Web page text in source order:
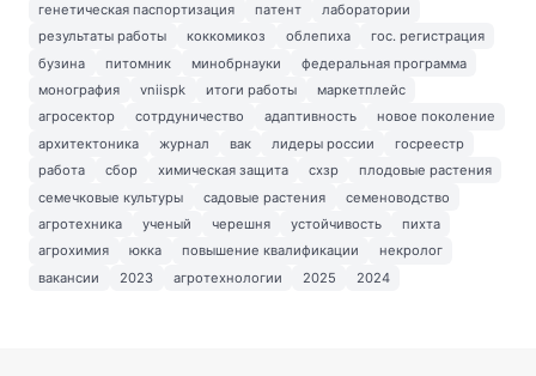
генетическая паспортизация
патент
лаборатории
результаты работы
коккомикоз облепиха
гос. регистрация
бузина
питомник минобрнауки
федеральная программа
монография
vniispk итоги работы
маркетплейс
агросектор
сотрдуничество адаптивность
новое поколение
архитектоника
журнал вак лидеры россии
госреестр
работа
сбор химическая защита схзр
плодовые растения
семечковые культуры
садовые растения
семеноводство
агротехника
ученый черешня устойчивость
пихта
агрохимия
юкка повышение квалификации
некролог
вакансии
2023 агротехнологии 2025 2024